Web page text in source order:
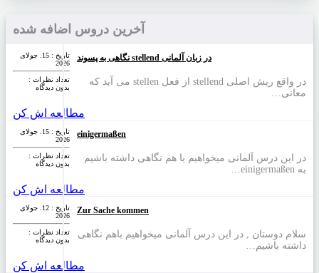
آخرین دروس اضافه شده
تاریخ : 15. جولای
2026
تعداد نظرات‌ :
بدون دیدگاه
نگاهی به پسوند stellend در زبان آلمانی
در واقع ریش اصلی stellend از فعل stellen می آید که
معانی…
مطالعه اش کن
تاریخ : 15. جولای
2026
تعداد نظرات‌ :
بدون دیدگاه
einigermaßen
در این درس آلمانی میخواهیم با هم نگاهی داشته باشیم
به einigermaßen…
مطالعه اش کن
تاریخ : 12. جولای
2026
تعداد نظرات‌ :
بدون دیدگاه
Zur Sache kommen
سلام دوستان , در این درس آلمانی میخواهیم باهم نگاهی
داشته باشیم…
مطالعه اش کن